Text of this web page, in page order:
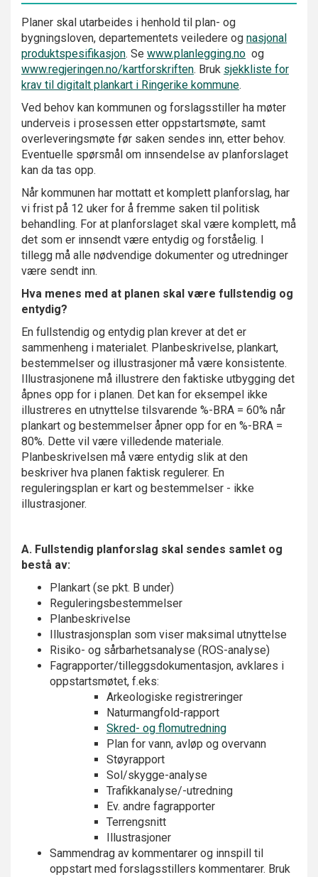
Planer skal utarbeides i henhold til plan- og
bygningsloven, departementets veiledere og nasjonal
produktspesifikasjon. Se www.planlegging.no og
www.regjeringen.no/kartforskriften. Bruk sjekkliste for
krav til digitalt plankart i Ringerike kommune.
Ved behov kan kommunen og forslagsstiller ha møter
underveis i prosessen etter oppstartsmøte, samt
overleveringsmøte før saken sendes inn, etter behov.
Eventuelle spørsmål om innsendelse av planforslaget
kan da tas opp.
Når kommunen har mottatt et komplett planforslag, har
vi frist på 12 uker for å fremme saken til politisk
behandling. For at planforslaget skal være komplett, må
det som er innsendt være entydig og forståelig. I
tillegg må alle nødvendige dokumenter og utredninger
være sendt inn.
Hva menes med at planen skal være fullstendig og
entydig?
En fullstendig og entydig plan krever at det er
sammenheng i materialet. Planbeskrivelse, plankart,
bestemmelser og illustrasjoner må være konsistente.
Illustrasjonene må illustrere den faktiske utbygging det
åpnes opp for i planen. Det kan for eksempel ikke
illustreres en utnyttelse tilsvarende %-BRA = 60% når
plankart og bestemmelser åpner opp for en %-BRA =
80%. Dette vil være villedende materiale.
Planbeskrivelsen må være entydig slik at den
beskriver hva planen faktisk regulerer. En
reguleringsplan er kart og bestemmelser - ikke
illustrasjoner.
A. Fullstendig planforslag skal sendes samlet og
bestå av:
Plankart (se pkt. B under)
Reguleringsbestemmelser
Planbeskrivelse
Illustrasjonsplan som viser maksimal utnyttelse
Risiko- og sårbarhetsanalyse (ROS-analyse)
Fagrapporter/tilleggsdokumentasjon, avklares i
oppstartsmøtet, f.eks:
Arkeologiske registreringer
Naturmangfold-rapport
Skred- og flomutredning
Plan for vann, avløp og overvann
Støyrapport
Sol/skygge-analyse
Trafikkanalyse/-utredning
Ev. andre fagrapporter
Terrengsnitt
Illustrasjoner
Sammendrag av kommentarer og innspill til
oppstart med forslagsstillers kommentarer. Bruk